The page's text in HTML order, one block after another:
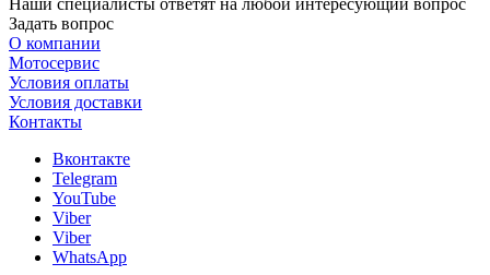
Задать вопрос
О компании
Мотосервис
Условия оплаты
Условия доставки
Контакты
Вконтакте
Telegram
YouTube
Viber
Viber
WhatsApp